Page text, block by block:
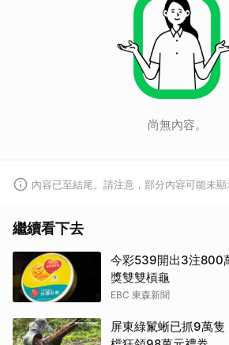
尚無內容。
內容已至結尾。請注意，部分內容可能未顯
繼續看下去
今彩539開出3注800
獎雙雙槓龜
EBC 東森新聞
屏東綠鬣蜥已抓9萬